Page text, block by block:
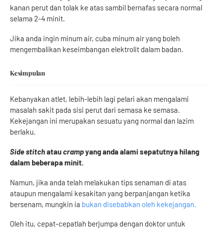
kanan perut dan tolak ke atas sambil bernafas secara normal
selama 2-4 minit.
Jika anda ingin minum air, cuba minum air yang boleh
mengembalikan keseimbangan elektrolit dalam badan.
Kesimpulan
Kebanyakan atlet, lebih-lebih lagi pelari akan mengalami
masalah sakit pada sisi perut dari semasa ke semasa.
Kekejangan ini merupakan sesuatu yang normal dan lazim
berlaku.
Side stitchataucrampyang anda alami sepatutnya hilang
dalam beberapa minit.
Namun, jika anda telah melakukan tips senaman di atas
ataupun mengalami kesakitan yang berpanjangan ketika
bersenam, mungkin ia bukan disebabkan oleh kekejangan.
Oleh itu, cepat-cepatlah berjumpa dengan doktor untuk